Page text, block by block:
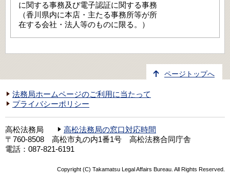
に関する事務及び電子認証に関する事務
（香川県内に本店・主たる事務所等が所
在する会社・法人等のものに限る。）
ページトップへ
法務局ホームページのご利用に当たって
プライバシーポリシー
高松法務局
高松法務局の窓口対応時間
〒760-8508 高松市丸の内1番1号 高松法務合同庁舎
電話：087-821-6191
Copyright (C) Takamatsu Legal Affairs Bureau. All Rights Reserved.